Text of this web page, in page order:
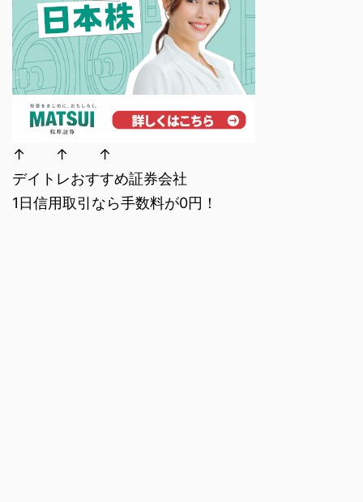
↑ ↑ ↑
デイトレおすすめ証券会社
1日信用取引なら手数料が0円！